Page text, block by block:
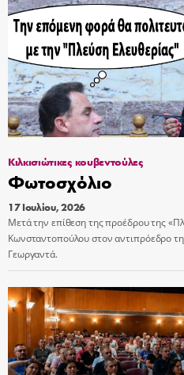
Κιλκισιώτικες κουβεντούλες
Φωτοσχόλιο
17 Ιουλίου, 2026
Μετά την επίθεση της προέδρου της
Κωνσταντοπούλου στον αντιπρόεδρο
Γεωργαντά.